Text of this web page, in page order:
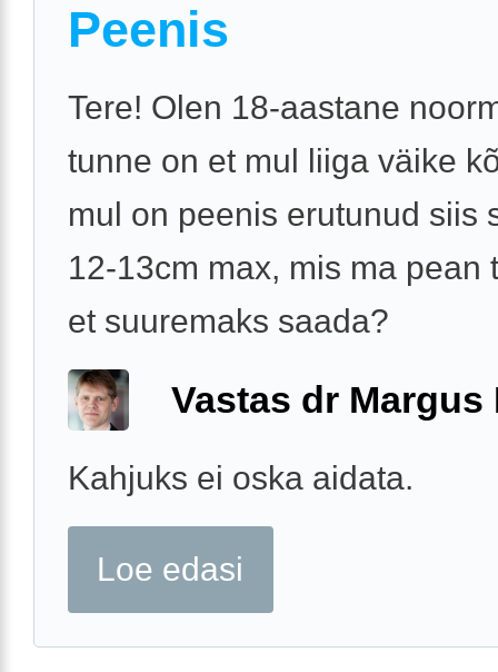
Peenis
Tere! Olen 18-aastane
tunne on et mul liiga väike
mul on peenis erutunud siis
12-13cm max, mis ma pean
et suuremaks saada?
Vastas dr Margus
Kahjuks ei oska aidata.
Loe edasi